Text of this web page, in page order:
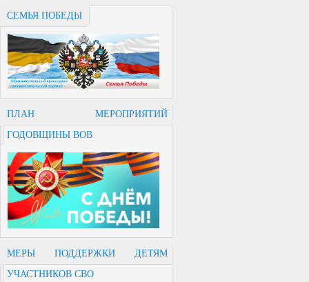
СЕМЬЯ ПОБЕДЫ
ПЛАН МЕРОПРИЯТИЙ
ГОДОВЩИНЫ ВОВ
МЕРЫ ПОДДЕРЖКИ ДЕТЯМ
УЧАСТНИКОВ СВО